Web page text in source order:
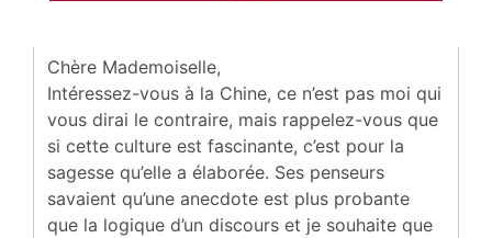
Chère Mademoiselle,
Intéressez-vous à la Chine, ce n’est pas moi qui
vous dirai le contraire, mais rappelez-vous que
si cette culture est fascinante, c’est pour la
sagesse qu’elle a élaborée. Ses penseurs
savaient qu’une anecdote est plus probante
que la logique d’un discours et je souhaite que